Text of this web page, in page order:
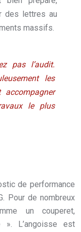
des lettres au
massifs.
pas l’audit.
les
le plus
de performance
Pour de nombreux
un couperet,
». L’angoisse est